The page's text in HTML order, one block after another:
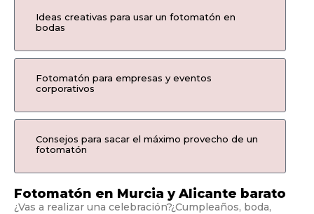
Ideas creativas para usar un fotomatón en
bodas
Fotomatón para empresas y eventos
corporativos
Consejos para sacar el máximo provecho de un
fotomatón
Fotomatón en Murcia y Alicante barato
¿Vas a realizar una celebración?¿Cumpleaños, boda,